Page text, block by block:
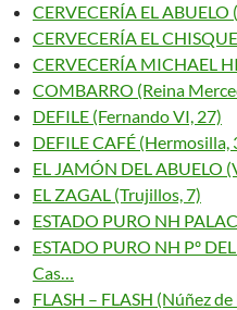
CERVECERÍA EL
CERVECERÍA EL
CERVECERÍA MICHAEL
COMBARRO (Reina
DEFILE (Fernando VI, 27)
DEFILE CAFÉ (Hermosilla,
EL JAMÓN DEL ABUELO
EL ZAGAL (Trujillos, 7)
ESTADO PURO NH
ESTADO PURO NH Pº
Cas…
FLASH – FLASH (Núñez